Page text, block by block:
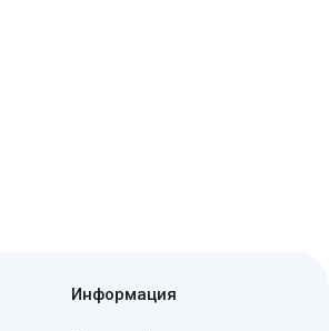
Информация